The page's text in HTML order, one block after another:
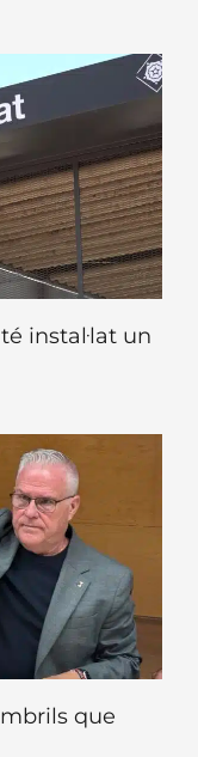
instal·lat un
que